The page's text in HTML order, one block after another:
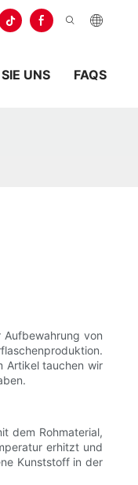
UNS FAQS
von
Artikel tauchen wir
dem Rohmaterial,
erhitzt und
Kunststoff in der